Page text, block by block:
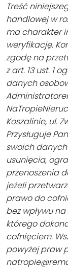
Treść
handlowej w
ma charakter
weryfikację.
zgodę na
z art. 13 ust. 1
danych
Koszalinie, ul.
Przysługuje
swoich
usunięcia,
przenoszenia
jeżeli
prawo do
bez wpływu
którego
cofnięciem.
powyżej praw